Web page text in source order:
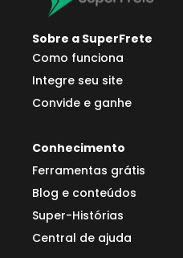
Sobre a SuperFrete
Como funciona
Integre seu site
Convide e ganhe
Conhecimento
Ferramentas grátis
Blog e conteúdos
Super-Histórias
Central de ajuda